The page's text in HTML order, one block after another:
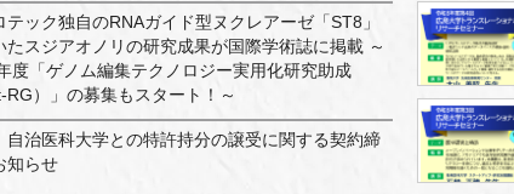
テック独自のRNAガイド型ヌクレアーゼ「ST8」
たスジアオノリの研究成果が国際学術誌に掲載 ～
度「ゲノム編集テクノロジー実用化研究助成
RG）」の募集もスタート！～
自治医科大学との特許持分の譲受に関する契約締
知らせ